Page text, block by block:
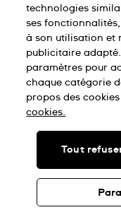
Conditions
© SWATCH AG 2026,
technologies
ses
à son utilisation et
publicitaire
paramètres pour
chaque catégorie
propos des cookies
cookies.
Tout